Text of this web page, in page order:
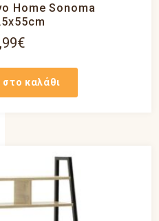
Home Sonoma
€
καλάθι